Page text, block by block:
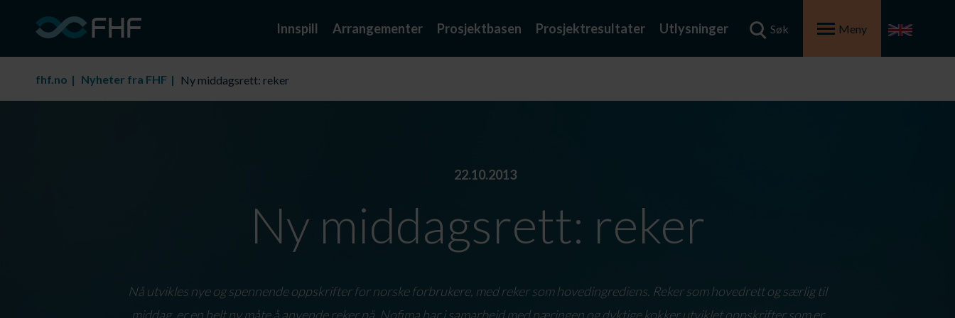
Innspill Arrangementer Prosjektbasen Prosjektresultater Utlysninger Søk Meny
fhf.no Nyheter fra FHF Ny middagsrett: reker
22.10.2013
Ny middagsrett: reker
Nå utvikles nye og spennende oppskrifter for norske forbrukere, med reker som hovedingrediens. Reker som hovedrett og særlig til
middag, er en helt ny måte å anvende reker på. Nofima har i samarbeid med næringen og dyktige kokker utviklet oppskrifter som er